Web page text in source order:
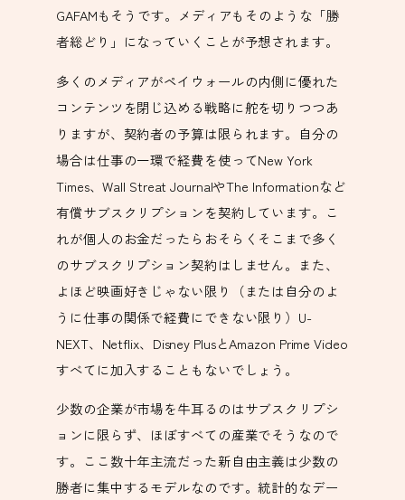
GAFAMもそうです。メディアもそのような「勝
者総どり」になっていくことが予想されます。
多くのメディアがペイウォールの内側に優れた
コンテンツを閉じ込める戦略に舵を切りつつあ
りますが、契約者の予算は限られます。自分の
場合は仕事の一環で経費を使ってNew York
Times、Wall Streat JournalやThe Informationなど
有償サブスクリプションを契約しています。こ
れが個人のお金だったらおそらくそこまで多く
のサブスクリプション契約はしません。また、
よほど映画好きじゃない限り（または自分のよ
うに仕事の関係で経費にできない限り）U-
NEXT、Netflix、Disney PlusとAmazon Prime Video
すべてに加入することもないでしょう。
少数の企業が市場を牛耳るのはサブスクリプシ
ョンに限らず、ほぼすべての産業でそうなので
す。ここ数十年主流だった新自由主義は少数の
勝者に集中するモデルなのです。統計的なデー